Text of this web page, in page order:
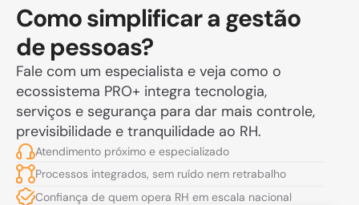
Como simplificar a gestão
de pessoas?
Fale com um especialista e veja como o
ecossistema PRO+ integra tecnologia,
serviços e segurança para dar mais controle,
previsibilidade e tranquilidade ao RH.
Atendimento próximo e especializado
Processos integrados, sem ruído nem retrabalho
Confiança de quem opera RH em escala nacional